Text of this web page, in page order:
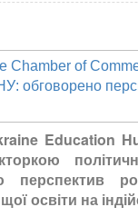
Education
перспектив
освіти на